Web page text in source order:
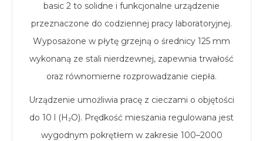
basic 2 to solidne i funkcjonalne urządzenie
przeznaczone do codziennej pracy laboratoryjnej.
Wyposażone w płytę grzejną o średnicy 125 mm
wykonaną ze stali nierdzewnej, zapewnia trwałość
oraz równomierne rozprowadzanie ciepła.
Urządzenie umożliwia pracę z cieczami o objętości
do 10 l (H₂O). Prędkość mieszania regulowana jest
wygodnym pokrętłem w zakresie 100–2000